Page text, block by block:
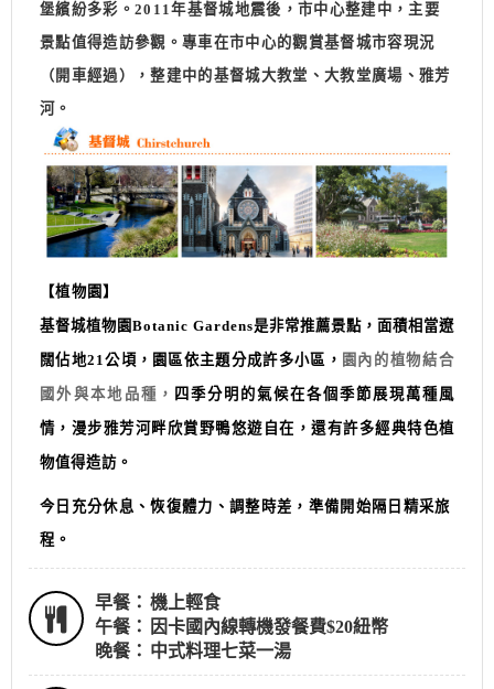
堡繽紛多彩。2011年基督城地震後，市中心整建中，主要
景點值得造訪參觀。專車在市中心的觀賞基督城市容現況
（開車經過），整建中的基督城大教堂、大教堂廣場、雅芳
河。
【植物園】
基督城植物園Botanic Gardens是非常推薦景點，面積相當遼
闊佔地21公頃，園區依主題分成許多小區， 園內的植物結合
國外與本地品種， 四季分明的氣候在各個季節展現萬種風
情，漫步雅芳河畔欣賞野鴨悠遊自在，還有許多經典特色植
物值得造訪。
今日充分休息、恢復體力、調整時差，準備開始隔日精采旅
程。
早餐： 機上輕食
午餐：
因卡國內線轉機發餐費$20紐幣
晚餐： 中式料理七菜一湯